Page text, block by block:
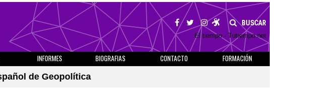
BUSCAR
El tiempo - Tutiempo.net
INFORMES BIOGRAFIAS CONTACTO
FORMACIÓN
de Geopolítica